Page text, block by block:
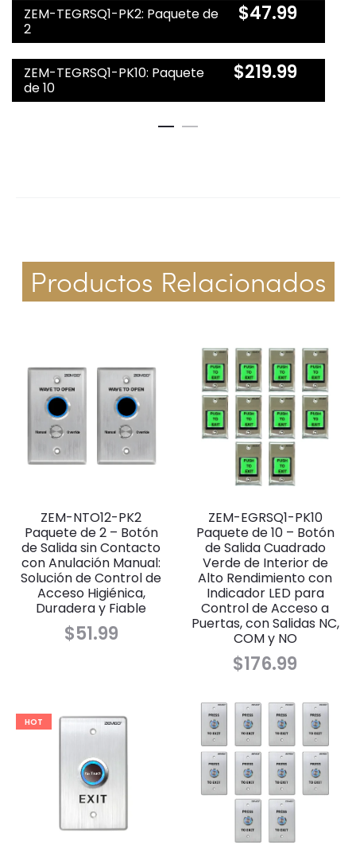
ZEM-TEGRSQ1-PK2: Paquete de
2
$47.99
ZEM-TEGRSQ1-PK10: Paquete
de 10
$219.99
Productos Relacionados
ZEM-NTO12-PK2
Paquete de 2 – Botón
de Salida sin Contacto
con Anulación Manual:
Solución de Control de
Acceso Higiénica,
Duradera y Fiable
$51.99
ZEM-EGRSQ1-PK10
Paquete de 10 – Botón
de Salida Cuadrado
Verde de Interior de
Alto Rendimiento con
Indicador LED para
Control de Acceso a
Puertas, con Salidas NC,
COM y NO
$176.99
HOT